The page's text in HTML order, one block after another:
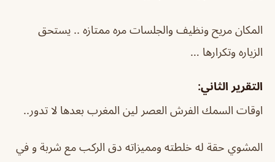
المكان مريح ونظيف والجلسات مره ممتازه .. يستحق
الزياره وتكرارها …
التقرير الثاني:
اوقات السمك الفرش العصر لين المغرب بعدها لا تدور..
المشوي حقة له خلطته ومميزاته دق الركب مع شربة و في